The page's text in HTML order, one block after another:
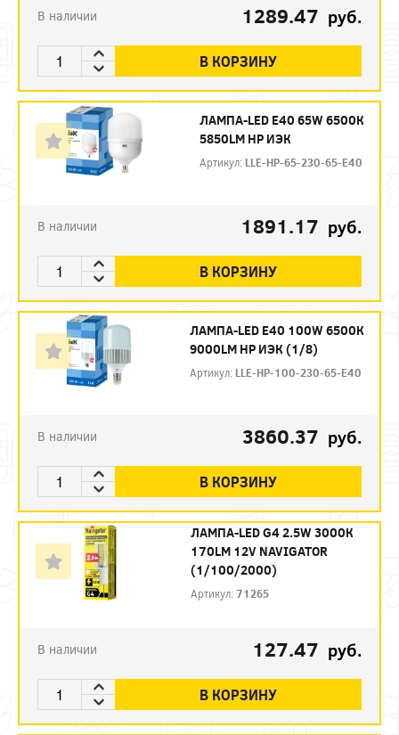
В наличии 1289.47 руб.
В КОРЗИНУ
ЛАМПА-LED E40 65W 6500К
5850LM HP ИЭК
Артикул: LLE-HP-65-230-65-E40
В наличии 1891.17 руб.
В КОРЗИНУ
ЛАМПА-LED E40 100W 6500К
9000LM HP ИЭК (1/8)
Артикул: LLE-HP-100-230-65-E40
В наличии 3860.37 руб.
В КОРЗИНУ
ЛАМПА-LED G4 2.5W 3000К
170LM 12V NAVIGATOR
(1/100/2000)
Артикул:71265
В наличии 127.47 руб.
В КОРЗИНУ